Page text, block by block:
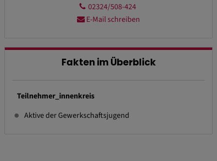
02324/508-424
E-Mail schreiben
Fakten im Überblick
Teilnehmer_innenkreis
Aktive der Gewerkschaftsjugend